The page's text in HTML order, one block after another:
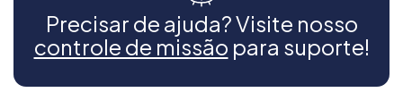
Precisar de ajuda? Visite nosso
controle de missão para suporte!